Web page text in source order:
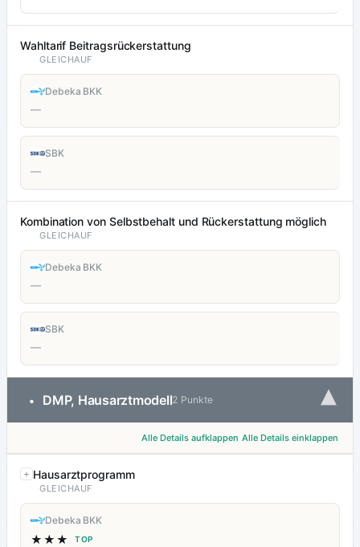
Wahltarif Beitragsrückerstattung
GLEICHAUF
Debeka BKK
—
SBK
—
Kombination von Selbstbehalt und Rückerstattung möglich
GLEICHAUF
Debeka BKK
—
SBK
—
• DMP, Hausarztmodell2 Punkte ▾
Alle Details aufklappen Alle Details einklappen
Hausarztprogramm
GLEICHAUF
Debeka BKK
★★★ TOP